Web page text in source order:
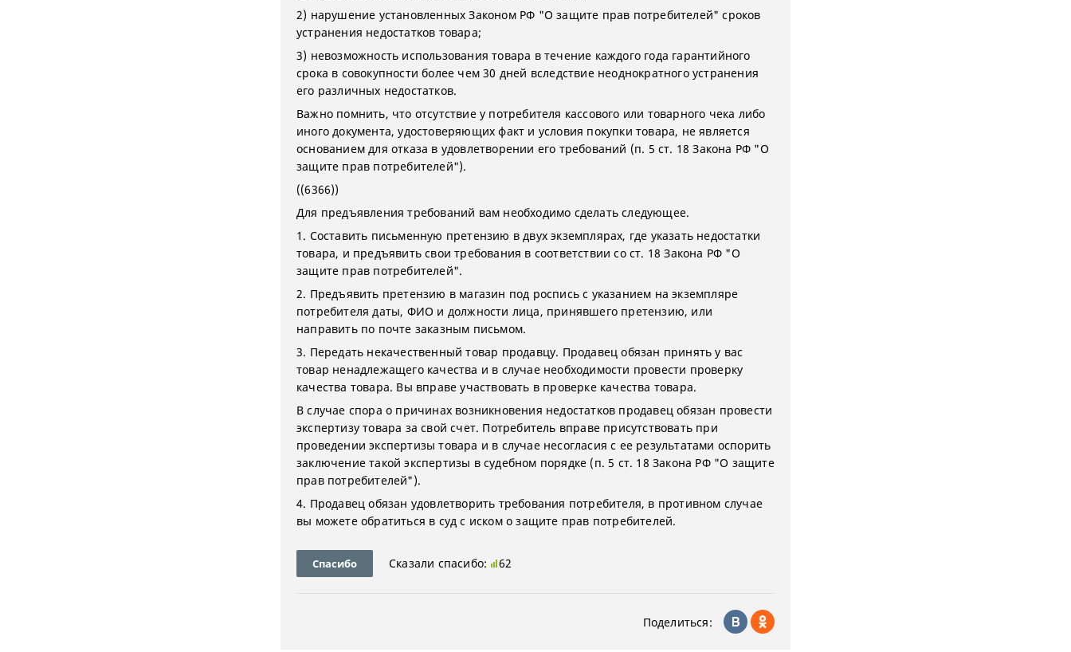
2) нарушение установленных Законом РФ "О защите прав потребителей" сроков
устранения недостатков товара;
3) невозможность использования товара в течение каждого года гарантийного
срока в совокупности более чем 30 дней вследствие неоднократного устранения
его различных недостатков.
Важно помнить, что отсутствие у потребителя кассового или товарного чека либо
иного документа, удостоверяющих факт и условия покупки товара, не является
основанием для отказа в удовлетворении его требований (п. 5 ст. 18 Закона РФ "О
защите прав потребителей").
((6366))
Для предъявления требований вам необходимо сделать следующее.
1. Составить письменную претензию в двух экземплярах, где указать недостатки
товара, и предъявить свои требования в соответствии со ст. 18 Закона РФ "О
защите прав потребителей".
2. Предъявить претензию в магазин под роспись с указанием на экземпляре
потребителя даты, ФИО и должности лица, принявшего претензию, или
направить по почте заказным письмом.
3. Передать некачественный товар продавцу. Продавец обязан принять у вас
товар ненадлежащего качества и в случае необходимости провести проверку
качества товара. Вы вправе участвовать в проверке качества товара.
В случае спора о причинах возникновения недостатков продавец обязан провести
экспертизу товара за свой счет. Потребитель вправе присутствовать при
проведении экспертизы товара и в случае несогласия с ее результатами оспорить
заключение такой экспертизы в судебном порядке (п. 5 ст. 18 Закона РФ "О защите
прав потребителей").
4. Продавец обязан удовлетворить требования потребителя, в противном случае
вы можете обратиться в суд с иском о защите прав потребителей.
Спасибо Сказали спасибо: 62
Поделиться: